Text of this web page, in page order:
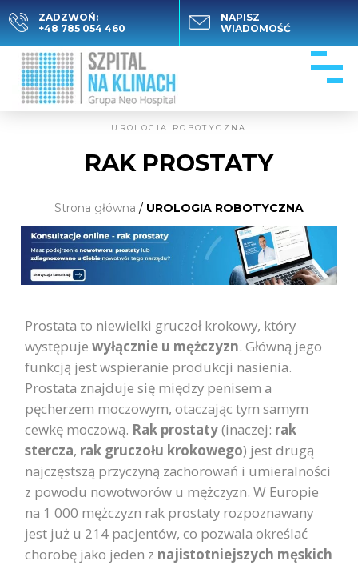
ZADZWOŃ:
+48 785 054 460
NAPISZ
WIADOMOŚĆ
UROLOGIA ROBOTYCZNA
RAK PROSTATY
Strona główna / UROLOGIA ROBOTYCZNA
Prostata to niewielki gruczoł krokowy, który
występujewyłącznie u mężczyzn. Główną jego
funkcją jest wspieranie produkcji nasienia.
Prostata znajduje się między penisem a
pęcherzem moczowym, otaczając tym samym
cewkę moczową. Rak prostaty(inaczej: rak
stercza, rak gruczołu krokowego) jest drugą
najczęstszą przyczyną zachorowań i umieralności
z powodu nowotworów u mężczyzn. W Europie
na 1 000 mężczyzn rak prostaty rozpoznawany
jest już u 214 pacjentów, co pozwala określać
chorobę jako jeden z najistotniejszych męskich